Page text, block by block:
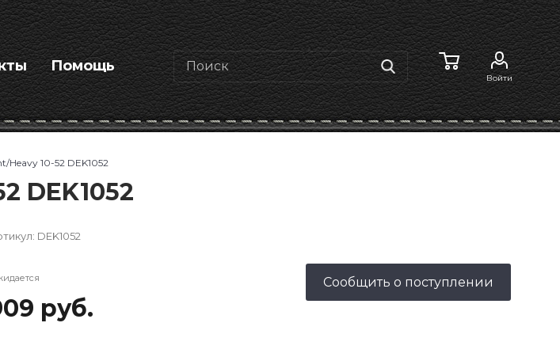
Помощь
Войти
Heavy 10-52 DEK1052
DEK1052
DEK1052
руб.
Сообщить о поступлении